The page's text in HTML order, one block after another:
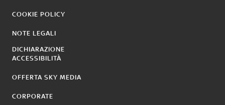
COOKIE POLICY
NOTE LEGALI
DICHIARAZIONE
ACCESSIBILITÀ
OFFERTA SKY MEDIA
CORPORATE